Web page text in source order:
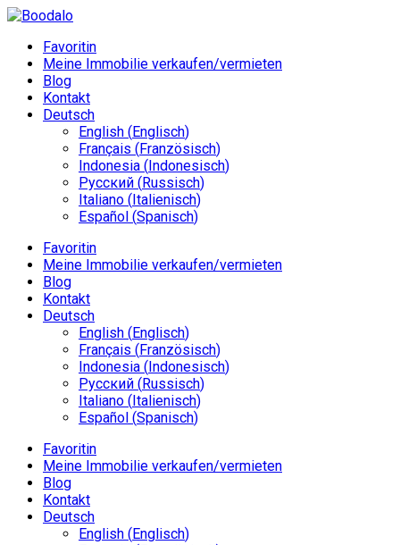
Favoritin
Meine Immobilie verkaufen/vermieten
Blog
Kontakt
Deutsch
English (Englisch)
Français (Französisch)
Indonesia (Indonesisch)
Русский (Russisch)
Italiano (Italienisch)
Español (Spanisch)
Favoritin
Meine Immobilie verkaufen/vermieten
Blog
Kontakt
Deutsch
English (Englisch)
Français (Französisch)
Indonesia (Indonesisch)
Русский (Russisch)
Italiano (Italienisch)
Español (Spanisch)
Favoritin
Meine Immobilie verkaufen/vermieten
Blog
Kontakt
Deutsch
English (Englisch)